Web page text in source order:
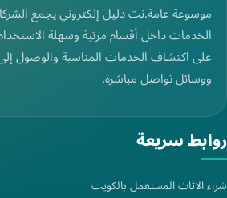
موسوعة عامة.نت دليل إلكتروني يجمع
الخدمات داخل أقسام مرتبة وسهلة
على اكتشاف الخدمات المناسبة والوصول
ووسائل تواصل مباشرة.
روابط سريعة
شراء الاثاث المستعمل بالكويت